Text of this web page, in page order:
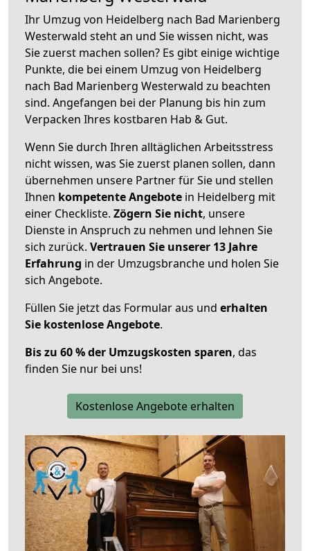
Ihr Umzug von Heidelberg nach Bad Marienberg
Westerwald steht an und Sie wissen nicht, was
Sie zuerst machen sollen? Es gibt einige wichtige
Punkte, die bei einem Umzug von Heidelberg
nach Bad Marienberg Westerwald zu beachten
sind. Angefangen bei der Planung bis hin zum
Verpacken Ihres kostbaren Hab & Gut.
Wenn Sie durch Ihren alltäglichen Arbeitsstress
nicht wissen, was Sie zuerst planen sollen, dann
übernehmen unsere Partner für Sie und stellen
Ihnen kompetente Angebote in Heidelberg mit
einer Checkliste. Zögern Sie nicht, unsere
Dienste in Anspruch zu nehmen und lehnen Sie
sich zurück. Vertrauen Sie unserer 13 Jahre
Erfahrung in der Umzugsbranche und holen Sie
sich Angebote.
Füllen Sie jetzt das Formular aus und erhalten
Sie kostenlose Angebote.
Bis zu 60 % der Umzugskosten sparen, das
finden Sie nur bei uns!
Kostenlose Angebote erhalten